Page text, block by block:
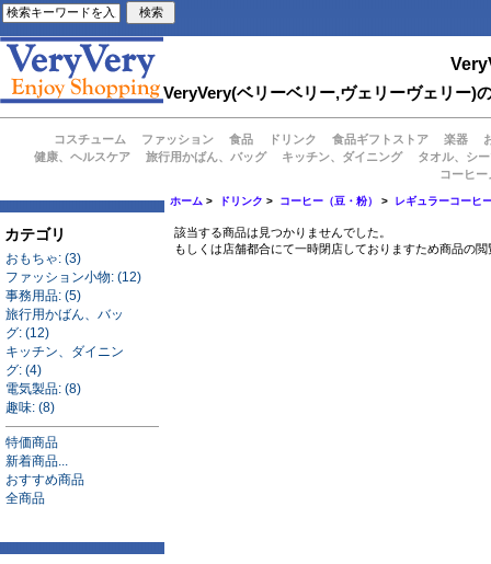
VeryVery(ベリーベリー,ヴェリーヴェリー)
コスチューム ファッション 食品 ドリンク 食品ギフトストア 楽器
健康、ヘルスケア
旅行用かばん、バッグ キッチン、ダイニング
タオル、シ
コーヒ
カテゴリ
おもちゃ: (3)
ファッション小物: (12)
事務用品: (5)
旅行用かばん、バッ
グ: (12)
キッチン、ダイニン
グ: (4)
電気製品: (8)
趣味: (8)
特価商品
新着商品...
おすすめ商品
全商品
ホーム > ドリンク > コーヒー（豆・粉） > レギュラーコーヒ
該当する商品は見つかりませんでした。
もしくは店舗都合にて一時閉店しておりますため商品の